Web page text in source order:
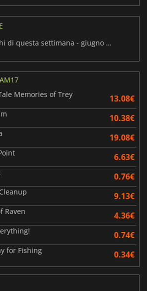
Uscite di videogiochi di questa settimana - giugno 2026 (settimana 25)
Memories of Trey
13.08€
10.38€
19.08€
6.63€
0.76€
9.13€
Raven 4.36€
0.74€
for Fishing 0.34€